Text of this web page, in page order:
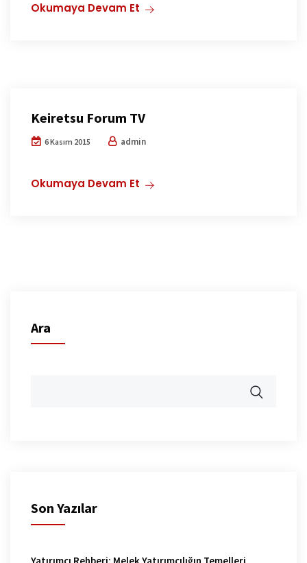
Okumaya Devam Et
Keiretsu Forum TV
6 Kasım 2015 admin
Okumaya Devam Et
Ara
Son Yazılar